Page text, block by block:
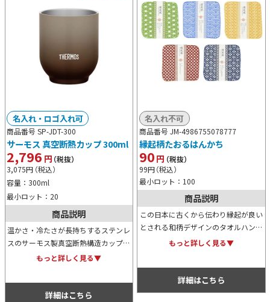
商品番号 SP-JDT-300
サーモス 真空断熱カップ 300ml
2,796 円（税抜）
3,075円（税込）
容量：300ml
最小ロット：20
名入れ・ロゴ入れ可
商品説明
温かさ・冷たさが長持ちするステンレ
スのサーモス製真空断熱構造カップ。
カップ外側は熱くならず、結露もし難
サイズの湯呑み形状で使いやすさ抜群
もっと詳しく見る▼
詳細はこちら
商品番号 JM-4986755078777
縁起柄たおるはんかち
90円（税抜）
99円（税込）
最小ロット：100
名入れ不可
商品説明
この日本に古くから伝わり縁起が良い
とされる和柄デザインのタオルハンカ
チです。非常に上品な見た目な上、使
もっと詳しく見る▼
詳細はこちら